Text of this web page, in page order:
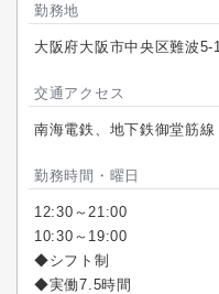
勤務地
大阪府大阪市中央区難波
交通アクセス
南海電鉄、地下鉄御堂筋
勤務時間・曜日
12:30～21:00
10:30～19:00
◆シフト制
◆実働7.5時間